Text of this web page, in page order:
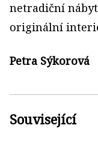
netradiční
originální
Petra Sýkorová
Související